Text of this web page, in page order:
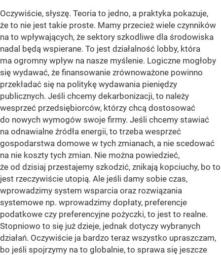
Oczywiście, słyszę. Teoria to jedno, a praktyka pokazuje,
że to nie jest takie proste. Mamy przecież wiele czynników
na to wpływających, że sektory szkodliwe dla środowiska
nadal będą wspierane. To jest działalność lobby, która
ma ogromny wpływ na nasze myślenie. Logiczne mogłoby
się wydawać, że finansowanie zrównoważone powinno
przekładać się na politykę wydawania pieniędzy
publicznych. Jeśli chcemy dekarbonizacji, to należy
wesprzeć przedsiębiorców, którzy chcą dostosować
do nowych wymogów swoje firmy. Jeśli chcemy stawiać
na odnawialne źródła energii, to trzeba wesprzeć
gospodarstwa domowe w tych zmianach, a nie scedować
na nie koszty tych zmian. Nie można powiedzieć,
że od dzisiaj przestajemy szkodzić, znikają kopciuchy, bo to
jest rzeczywiście utopią. Ale jeśli damy sobie czas,
wprowadzimy system wsparcia oraz rozwiązania
systemowe np. wprowadzimy dopłaty, preferencje
podatkowe czy preferencyjne pożyczki, to jest to realne.
Stopniowo to się już dzieje, jednak dotyczy wybranych
działań. Oczywiście ja bardzo teraz wszystko upraszczam,
bo jeśli spojrzymy na to globalnie, to sprawa się jeszcze